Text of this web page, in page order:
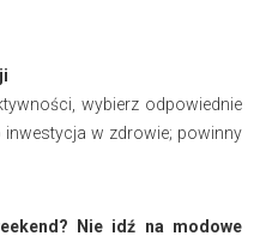
wybierz odpowiednie
inwestycja w zdrowie; powinny
Nie idź na modowe